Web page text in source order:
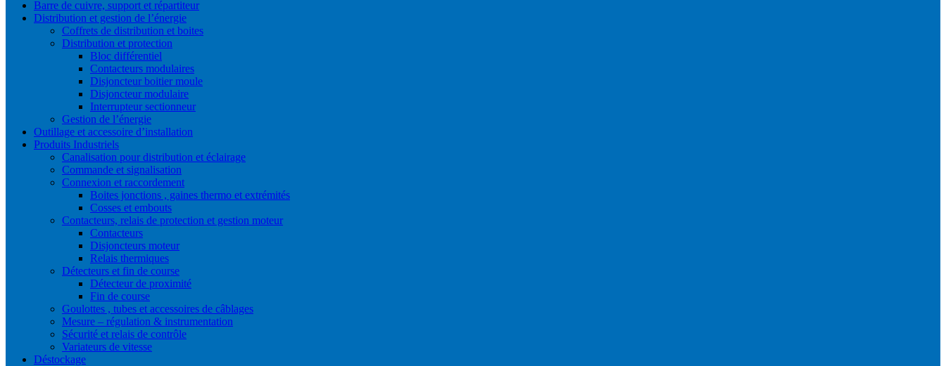
Barre de cuivre, support et répartiteur
Distribution et gestion de l’énergie
Coffrets de distribution et boites
Distribution et protection
Bloc différentiel
Contacteurs modulaires
Disjoncteur boitier moule
Disjoncteur modulaire
Interrupteur sectionneur
Gestion de l’énergie
Outillage et accessoire d’installation
Produits Industriels
Canalisation pour distribution et éclairage
Commande et signalisation
Connexion et raccordement
Boites jonctions , gaines thermo et extrémités
Cosses et embouts
Contacteurs, relais de protection et gestion moteur
Contacteurs
Disjoncteurs moteur
Relais thermiques
Détecteurs et fin de course
Détecteur de proximité
Fin de course
Goulottes , tubes et accessoires de câblages
Mesure – régulation & instrumentation
Sécurité et relais de contrôle
Variateurs de vitesse
Déstockage